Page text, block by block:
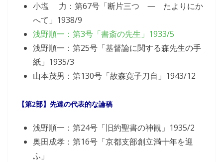
小塩 力：第67号「断片三つ ― たよりにか
へて」1938/9
浅野順一：第3号「書斎の先生」1933/5
浅野順一：第25号「基督論に関する森先生の手
紙」1935/3
山本茂男：第130号「故森寛子刀自」1943/12
【第2部】先達の代表的な論稿
浅野順一：第24号「旧約聖書の神観」1935/2
奥田成孝：第16号「京都支部創立満十年を迎
ふ」